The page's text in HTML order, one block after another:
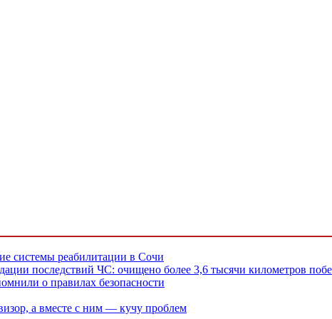
системы реабилитации в Сочи
последствий ЧС: очищено более 3,6 тысячи километров
о правилах безопасности
а вместе с ним — кучу проблем